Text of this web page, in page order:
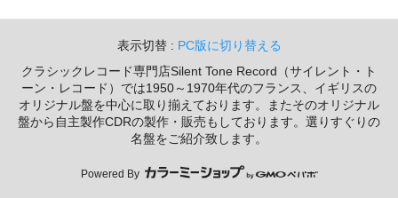
表示切替 : PC版に切り替える
クラシックレコード専門店Silent Tone Record（サイレント・ト
ーン・レコード）では1950～1970年代のフランス、イギリスの
オリジナル盤を中心に取り揃えております。またそのオリジナル
盤から自主製作CDRの製作・販売もしております。選りすぐりの
名盤をご紹介致します。
Powered By